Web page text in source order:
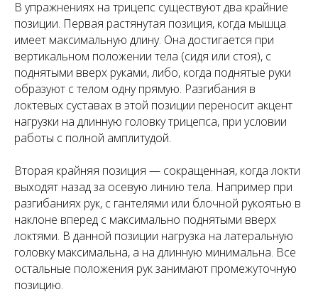
В упражнениях на трицепс существуют два крайние
позиции. Первая растянутая позиция, когда мышца
имеет максимальную длину. Она достигается при
вертикальном положении тела (сидя или стоя), с
поднятыми вверх руками, либо, когда поднятые руки
образуют с телом одну прямую. Разгибания в
локтевых суставах в этой позиции переносит акцент
нагрузки на длинную головку трицепса, при условии
работы с полной амплитудой.
Вторая крайняя позиция — сокращенная, когда локти
выходят назад за осевую линию тела. Например при
разгибаниях рук, с гантелями или блочной рукоятью в
наклоне вперед с максимально поднятыми вверх
локтями. В данной позиции нагрузка на латеральную
головку максимальна, а на длинную минимальна. Все
остальные положения рук занимают промежуточную
позицию.